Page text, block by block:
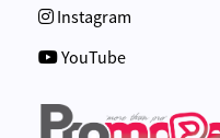
Instagram
YouTube